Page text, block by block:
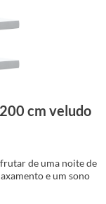
cm veludo
de uma noite de
e um sono